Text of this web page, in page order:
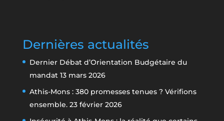
Dernières actualités
Dernier Débat d’Orientation Budgétaire du
mandat 13 mars 2026
Athis-Mons : 380 promesses tenues ? Vérifions
ensemble. 23 février 2026